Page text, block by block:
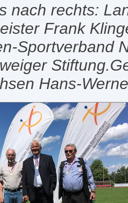
nach rechts:
Frank
Sportverband
Hans-